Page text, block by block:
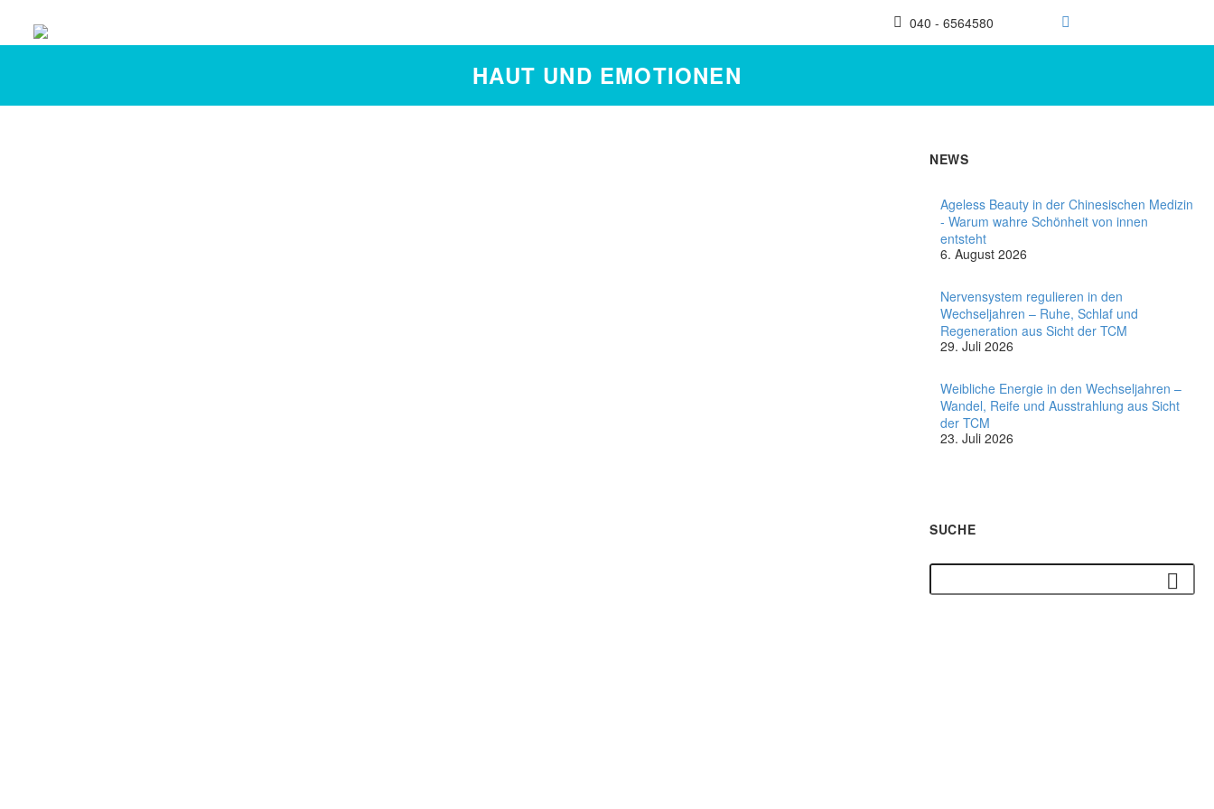
040 - 6564580
HAUT UND EMOTIONEN
NEWS
Ageless Beauty in der Chinesischen Medizin
- Warum wahre Schönheit von innen
entsteht
6. August 2026
Nervensystem regulieren in den
Wechseljahren – Ruhe, Schlaf und
Regeneration aus Sicht der TCM
29. Juli 2026
Weibliche Energie in den Wechseljahren –
Wandel, Reife und Ausstrahlung aus Sicht
der TCM
23. Juli 2026
SUCHE